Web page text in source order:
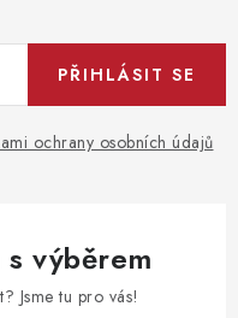
ochrany osobních údajů
PŘIHLÁSIT SE
s výběrem
Jsme tu pro vás!